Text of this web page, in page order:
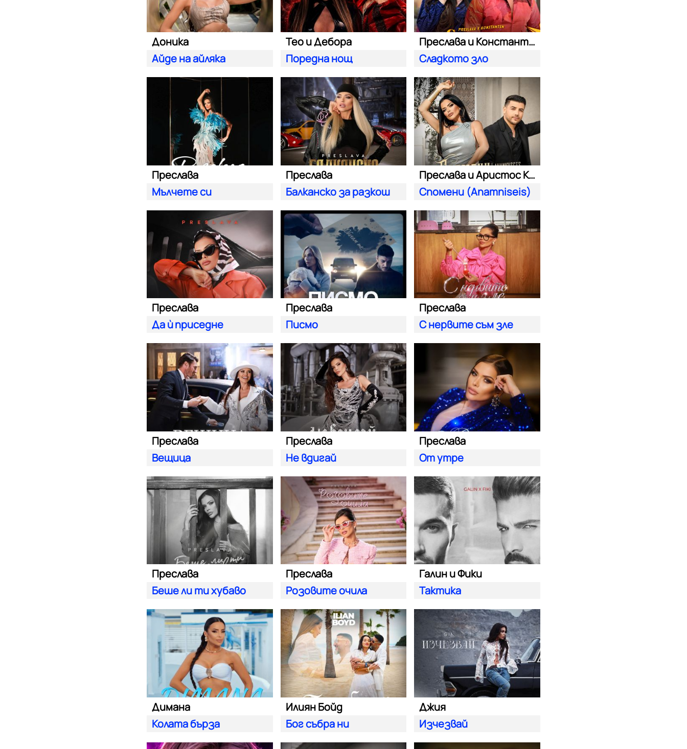
Доника
Айде на айляка
Тео и Дебора
Поредна нощ
Преслава и Константин
Сладкото зло
Преслава
Мълчете си
Преслава
Балканско за разкош
Преслава и Аристос Константину
Спомени (Anamniseis)
Преслава
Да ѝ приседне
Преслава
Писмо
Преслава
С нервите съм зле
Преслава
Вещица
Преслава
Не вдигай
Преслава
От утре
Преслава
Беше ли ти хубаво
Преслава
Розовите очила
Галин и Фики
Тактика
Димана
Колата бърза
Илиян Бойд
Бог събра ни
Джия
Изчезвай